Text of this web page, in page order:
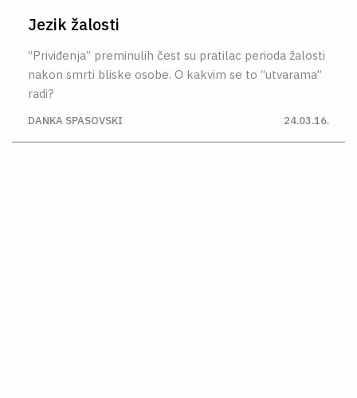
Jezik žalosti
“Priviđenja” preminulih čest su pratilac perioda žalosti
nakon smrti bliske osobe. O kakvim se to “utvarama”
radi?
DANKA SPASOVSKI 24.03.16.